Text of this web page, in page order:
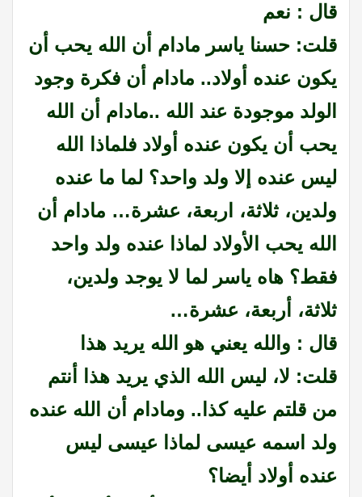
قال : نعم
قلت: حسنا ياسر مادام أن الله يحب أن
يكون عنده أولاد.. مادام أن فكرة وجود
الولد موجودة عند الله ..مادام أن الله
يحب أن يكون عنده أولاد فلماذا الله
ليس عنده إلا ولد واحد؟ لما ما عنده
ولدين، ثلاثة، اربعة، عشرة… مادام أن
الله يحب الأولاد لماذا عنده ولد واحد
فقط؟ هاه ياسر لما لا يوجد ولدين،
ثلاثة، أربعة، عشرة…
قال : والله يعني هو الله يريد هذا
قلت: لا، ليس الله الذي يريد هذا أنتم
من قلتم عليه كذا.. ومادام أن الله عنده
ولد اسمه عيسى لماذا عيسى ليس
عنده أولاد أيضا؟